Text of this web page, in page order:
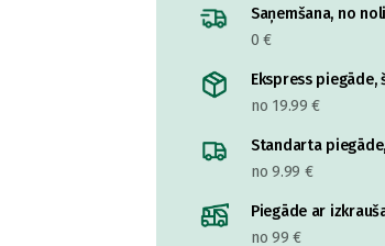
Saņemšana, no
0 €
Ekspress
no 19.99 €
Standarta
no 9.99 €
Piegāde ar
no 99 €